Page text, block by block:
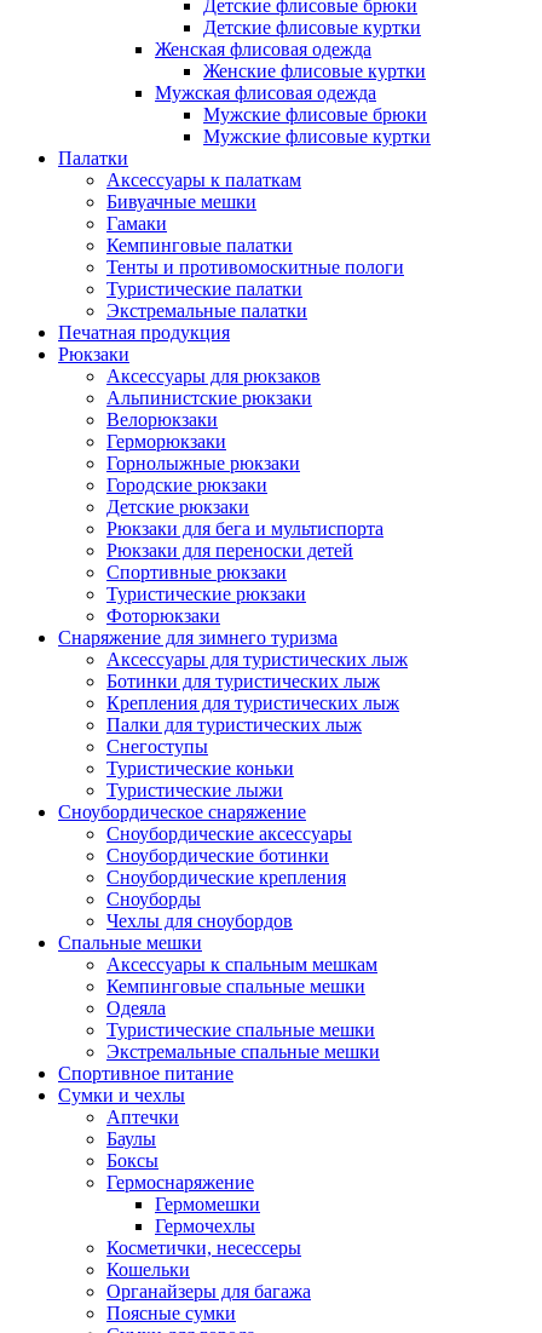
Детские флисовые брюки
Детские флисовые куртки
Женская флисовая одежда
Женские флисовые куртки
Мужская флисовая одежда
Мужские флисовые брюки
Мужские флисовые куртки
Палатки
Аксессуары к палаткам
Бивуачные мешки
Гамаки
Кемпинговые палатки
Тенты и противомоскитные пологи
Туристические палатки
Экстремальные палатки
Печатная продукция
Рюкзаки
Аксессуары для рюкзаков
Альпинистские рюкзаки
Велорюкзаки
Герморюкзаки
Горнолыжные рюкзаки
Городские рюкзаки
Детские рюкзаки
Рюкзаки для бега и мультиспорта
Рюкзаки для переноски детей
Спортивные рюкзаки
Туристические рюкзаки
Фоторюкзаки
Снаряжение для зимнего туризма
Аксессуары для туристических лыж
Ботинки для туристических лыж
Крепления для туристических лыж
Палки для туристических лыж
Снегоступы
Туристические коньки
Туристические лыжи
Сноубордическое снаряжение
Сноубордические аксессуары
Сноубордические ботинки
Сноубордические крепления
Сноуборды
Чехлы для сноубордов
Спальные мешки
Аксессуары к спальным мешкам
Кемпинговые спальные мешки
Одеяла
Туристические спальные мешки
Экстремальные спальные мешки
Спортивное питание
Сумки и чехлы
Аптечки
Баулы
Боксы
Гермоснаряжение
Гермомешки
Гермочехлы
Косметички, несессеры
Кошельки
Органайзеры для багажа
Поясные сумки